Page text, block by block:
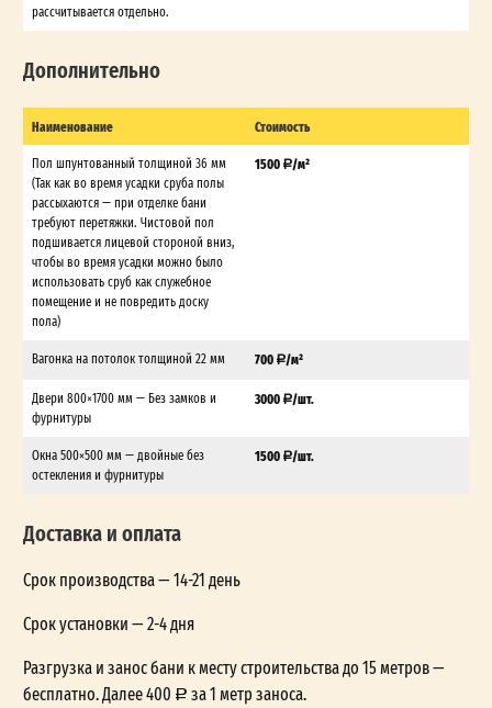
рассчитывается отдельно.
Дополнительно
Наименование Стоимость
Пол шпунтованный толщиной 36 мм
(Так как во время усадки сруба полы
рассыхаются — при отделке бани
требуют перетяжки. Чистовой пол
подшивается лицевой стороной вниз,
чтобы во время усадки можно было
использовать сруб как служебное
помещение и не повредить доску
пола)
1500 /м²
Вагонка на потолок толщиной 22 мм 700 /м²
Двери 800×1700 мм — Без замков и
фурнитуры
3000 /шт.
Окна 500×500 мм — двойные без
остекления и фурнитуры
1500 /шт.
Доставка и оплата
Срок производства — 14-21 день
Срок установки — 2-4 дня
Разгрузка и занос бани к месту строительства до 15 метров —
бесплатно. Далее 400
за 1 метр заноса.